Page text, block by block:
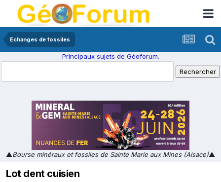
Echanges de fossiles
Principaux sujets de Géoforum.
▲Bourse minéraux et fossiles de Sainte Marie aux Mines (Alsace)▲
Lot dent cuisien